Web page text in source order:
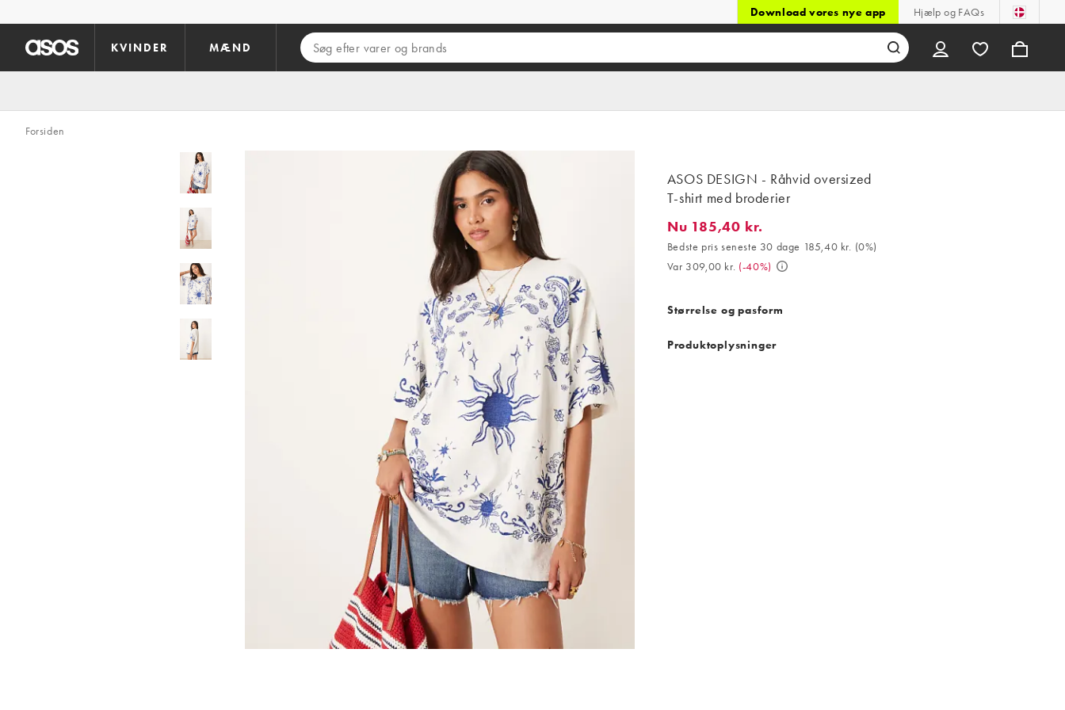
Download vores nye app Hjælp og FAQs
KVINDER MÆND
Forsiden
ASOS DESIGN - Råhvid oversized
T-shirt med broderier
Nu 185,40 kr.. Bedste pris seneste 30 dage 185,40 kr. (0%). Var 309,00
Nu 185,40 kr.
Bedste pris seneste 30 dage 185,40 kr. (0%)
Var 309,00 kr. (-40%)
Størrelse og pasform
Produktoplysninger